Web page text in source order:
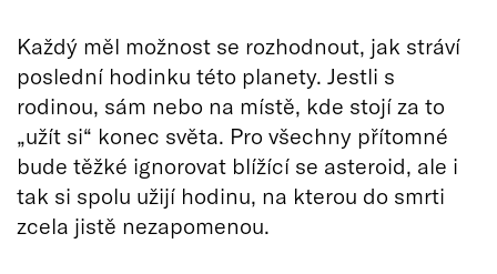
Každý měl možnost se rozhodnout, jak stráví
poslední hodinku této planety. Jestli s
rodinou, sám nebo na místě, kde stojí za to
„užít si“ konec světa. Pro všechny přítomné
bude těžké ignorovat blížící se asteroid, ale i
tak si spolu užijí hodinu, na kterou do smrti
zcela jistě nezapomenou.